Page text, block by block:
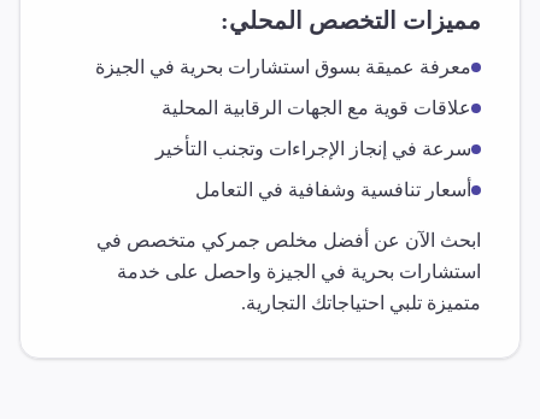
مميزات التخصص المحلي:
معرفة عميقة بسوق استشارات بحرية في الجيزة
علاقات قوية مع الجهات الرقابية المحلية
سرعة في إنجاز الإجراءات وتجنب التأخير
أسعار تنافسية وشفافية في التعامل
ابحث الآن عن أفضل مخلص جمركي متخصص في
استشارات بحرية في الجيزة واحصل على خدمة
متميزة تلبي احتياجاتك التجارية.